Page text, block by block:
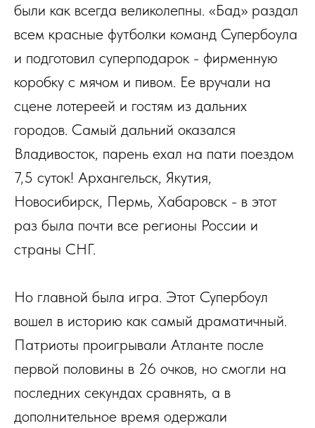
были как всегда великолепны. «Бад» раздал
всем красные футболки команд Супербоула
и подготовил суперподарок - фирменную
коробку с мячом и пивом. Ее вручали на
сцене лотереей и гостям из дальних
городов. Самый дальний оказался
Владивосток, парень ехал на пати поездом
7,5 суток! Архангельск, Якутия,
Новосибирск, Пермь, Хабаровск - в этот
раз была почти все регионы России и
страны СНГ.
Но главной была игра. Этот Супербоул
вошел в историю как самый драматичный.
Патриоты проигрывали Атланте после
первой половины в 26 очков, но смогли на
последних секундах сравнять, а в
дополнительное время одержали